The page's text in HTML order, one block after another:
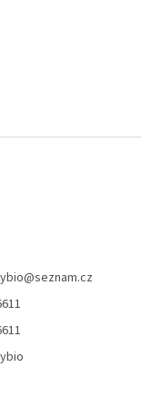
@seznam.cz